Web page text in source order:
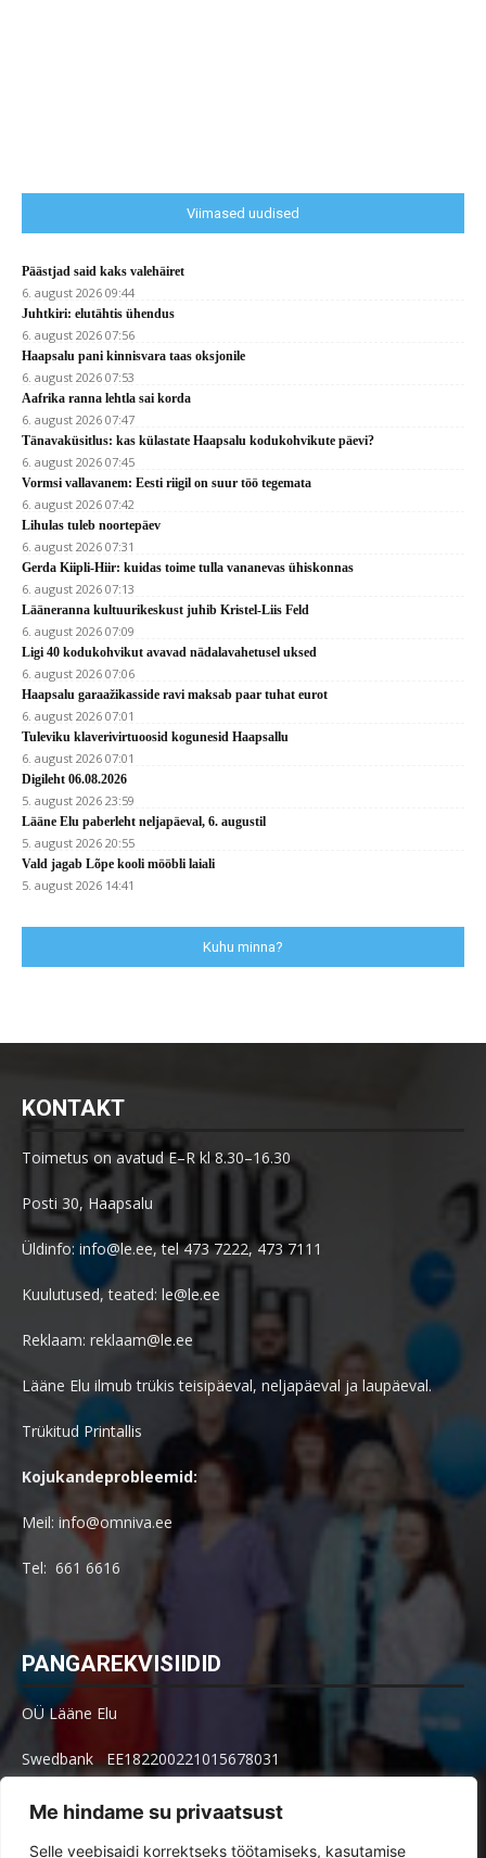
Me hindame su privaatsust
Selle veebisaidi korrektseks töötamiseks, kasutamise
Viimased uudised
Päästjad said kaks valehäiret
6. august 2026 09:44
Juhtkiri: elutähtis ühendus
6. august 2026 07:56
Haapsalu pani kinnisvara taas oksjonile
6. august 2026 07:53
Aafrika ranna lehtla sai korda
6. august 2026 07:47
Tänavaküsitlus: kas külastate Haapsalu kodukohvikute päevi?
6. august 2026 07:45
Vormsi vallavanem: Eesti riigil on suur töö tegemata
6. august 2026 07:42
Lihulas tuleb noortepäev
6. august 2026 07:31
Gerda Kiipli-Hiir: kuidas toime tulla vananevas ühiskonnas
6. august 2026 07:13
Lääneranna kultuurikeskust juhib Kristel-Liis Feld
6. august 2026 07:09
Ligi 40 kodukohvikut avavad nädalavahetusel uksed
6. august 2026 07:06
Haapsalu garaažikasside ravi maksab paar tuhat eurot
6. august 2026 07:01
Tuleviku klaverivirtuoosid kogunesid Haapsallu
6. august 2026 07:01
Digileht 06.08.2026
5. august 2026 23:59
Lääne Elu paberleht neljapäeval, 6. augustil
5. august 2026 20:55
Vald jagab Lõpe kooli mööbli laiali
5. august 2026 14:41
Kuhu minna?
KONTAKT
Toimetus on avatud E–R kl 8.30–16.30
Posti 30, Haapsalu
Üldinfo: info@le.ee, tel 473 7222, 473 7111
Kuulutused, teated: le@le.ee
Reklaam: reklaam@le.ee
Lääne Elu ilmub trükis teisipäeval, neljapäeval ja laupäeval.
Trükitud Printallis
Kojukandeprobleemid:
Meil: info@omniva.ee
Tel: 661 6616
PANGAREKVISIIDID
OÜ Lääne Elu
Swedbank EE182200221015678031
SEB EE621010602002515004
Arve küsimused: arved@le.ee